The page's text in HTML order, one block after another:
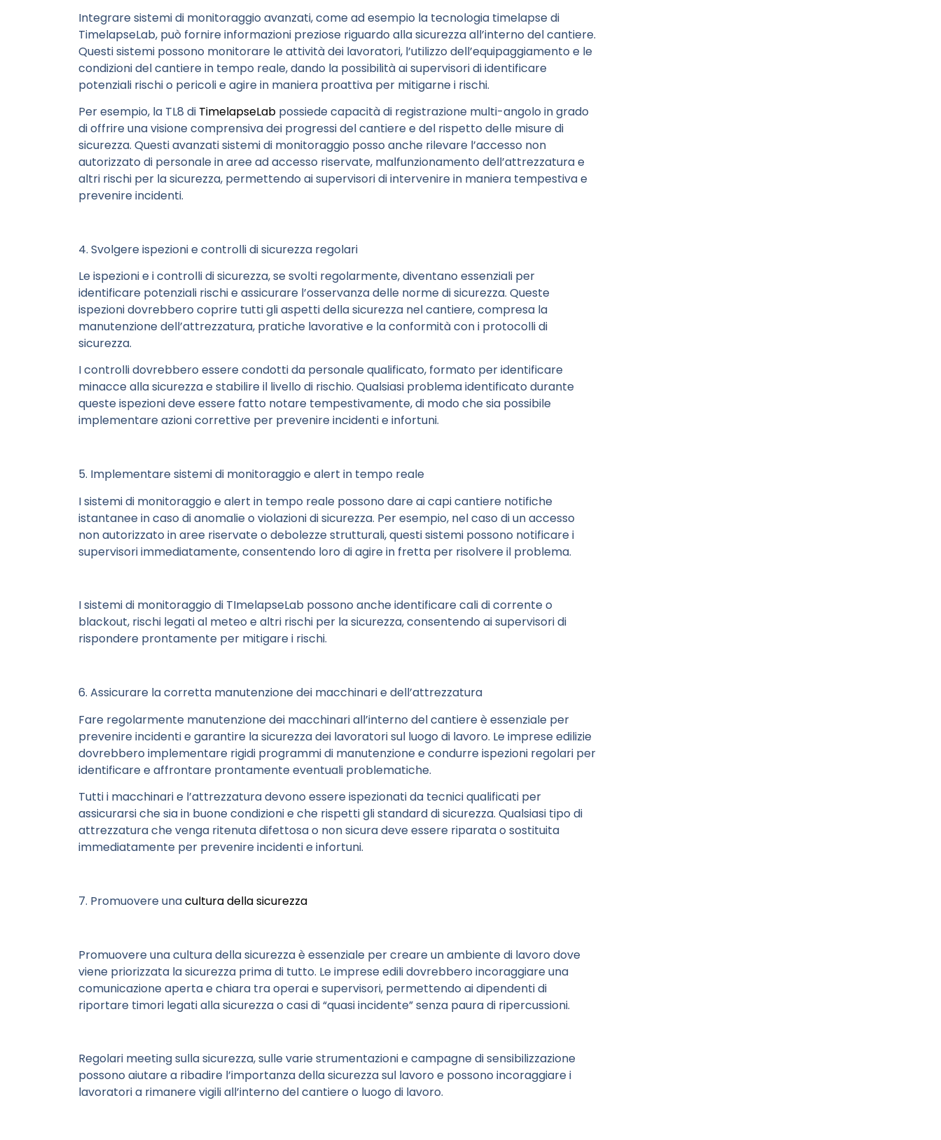
Integrare sistemi di monitoraggio avanzati, come ad esempio la tecnologia timelapse di
TimelapseLab, può fornire informazioni preziose riguardo alla sicurezza all’interno del cantiere.
Questi sistemi possono monitorare le attività dei lavoratori, l’utilizzo dell’equipaggiamento e le
condizioni del cantiere in tempo reale, dando la possibilità ai supervisori di identificare
potenziali rischi o pericoli e agire in maniera proattiva per mitigarne i rischi.
Per esempio, la TL8 di TimelapseLab possiede capacità di registrazione multi-angolo in grado
di offrire una visione comprensiva dei progressi del cantiere e del rispetto delle misure di
sicurezza. Questi avanzati sistemi di monitoraggio posso anche rilevare l’accesso non
autorizzato di personale in aree ad accesso riservate, malfunzionamento dell’attrezzatura e
altri rischi per la sicurezza, permettendo ai supervisori di intervenire in maniera tempestiva e
prevenire incidenti.
4. Svolgere ispezioni e controlli di sicurezza regolari
Le ispezioni e i controlli di sicurezza, se svolti regolarmente, diventano essenziali per
identificare potenziali rischi e assicurare l’osservanza delle norme di sicurezza. Queste
ispezioni dovrebbero coprire tutti gli aspetti della sicurezza nel cantiere, compresa la
manutenzione dell’attrezzatura, pratiche lavorative e la conformità con i protocolli di
sicurezza.
I controlli dovrebbero essere condotti da personale qualificato, formato per identificare
minacce alla sicurezza e stabilire il livello di rischio. Qualsiasi problema identificato durante
queste ispezioni deve essere fatto notare tempestivamente, di modo che sia possibile
implementare azioni correttive per prevenire incidenti e infortuni.
5. Implementare sistemi di monitoraggio e alert in tempo reale
I sistemi di monitoraggio e alert in tempo reale possono dare ai capi cantiere notifiche
istantanee in caso di anomalie o violazioni di sicurezza. Per esempio, nel caso di un accesso
non autorizzato in aree riservate o debolezze strutturali, questi sistemi possono notificare i
supervisori immediatamente, consentendo loro di agire in fretta per risolvere il problema.
I sistemi di monitoraggio di TImelapseLab possono anche identificare cali di corrente o
blackout, rischi legati al meteo e altri rischi per la sicurezza, consentendo ai supervisori di
rispondere prontamente per mitigare i rischi.
6. Assicurare la corretta manutenzione dei macchinari e dell’attrezzatura
Fare regolarmente manutenzione dei macchinari all’interno del cantiere è essenziale per
prevenire incidenti e garantire la sicurezza dei lavoratori sul luogo di lavoro. Le imprese edilizie
dovrebbero implementare rigidi programmi di manutenzione e condurre ispezioni regolari per
identificare e affrontare prontamente eventuali problematiche.
Tutti i macchinari e l’attrezzatura devono essere ispezionati da tecnici qualificati per
assicurarsi che sia in buone condizioni e che rispetti gli standard di sicurezza. Qualsiasi tipo di
attrezzatura che venga ritenuta difettosa o non sicura deve essere riparata o sostituita
immediatamente per prevenire incidenti e infortuni.
7. Promuovere unacultura della sicurezza
Promuovere una cultura della sicurezza è essenziale per creare un ambiente di lavoro dove
viene priorizzata la sicurezza prima di tutto. Le imprese edili dovrebbero incoraggiare una
comunicazione aperta e chiara tra operai e supervisori, permettendo ai dipendenti di
riportare timori legati alla sicurezza o casi di “quasi incidente” senza paura di ripercussioni.
Regolari meeting sulla sicurezza, sulle varie strumentazioni e campagne di sensibilizzazione
possono aiutare a ribadire l’importanza della sicurezza sul lavoro e possono incoraggiare i
lavoratori a rimanere vigili all’interno del cantiere o luogo di lavoro.